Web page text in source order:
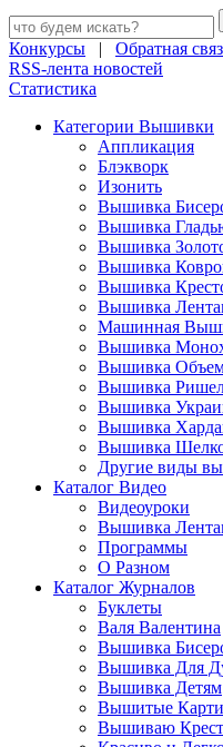
Конкурсы | Обратная
RSS-лента новостей
Статистика
Категории Вышивки
Аппликация
Блэкворк
Изонить
Вышивка
Вышивка
Вышивка
Вышивка
Вышивка
Вышивка
Машинная
Вышивка
Вышивка
Вышивка
Вышивка
Вышивка
Вышивка
Другие виды
Каталог Видео
Видеоуроки
Вышивка
Программы
О Разном
Каталог Журналов
Буклеты
Валя Валентина
Вышивка
Вышивка Для
Вышивка Детям
Вышитые
Вышиваю